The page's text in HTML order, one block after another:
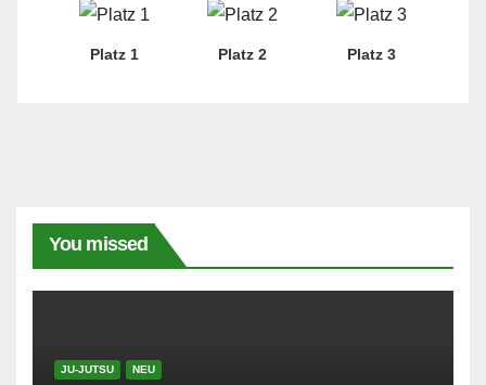
Platz 1 Platz 2 Platz 3
You missed
JU-JUTSU NEU